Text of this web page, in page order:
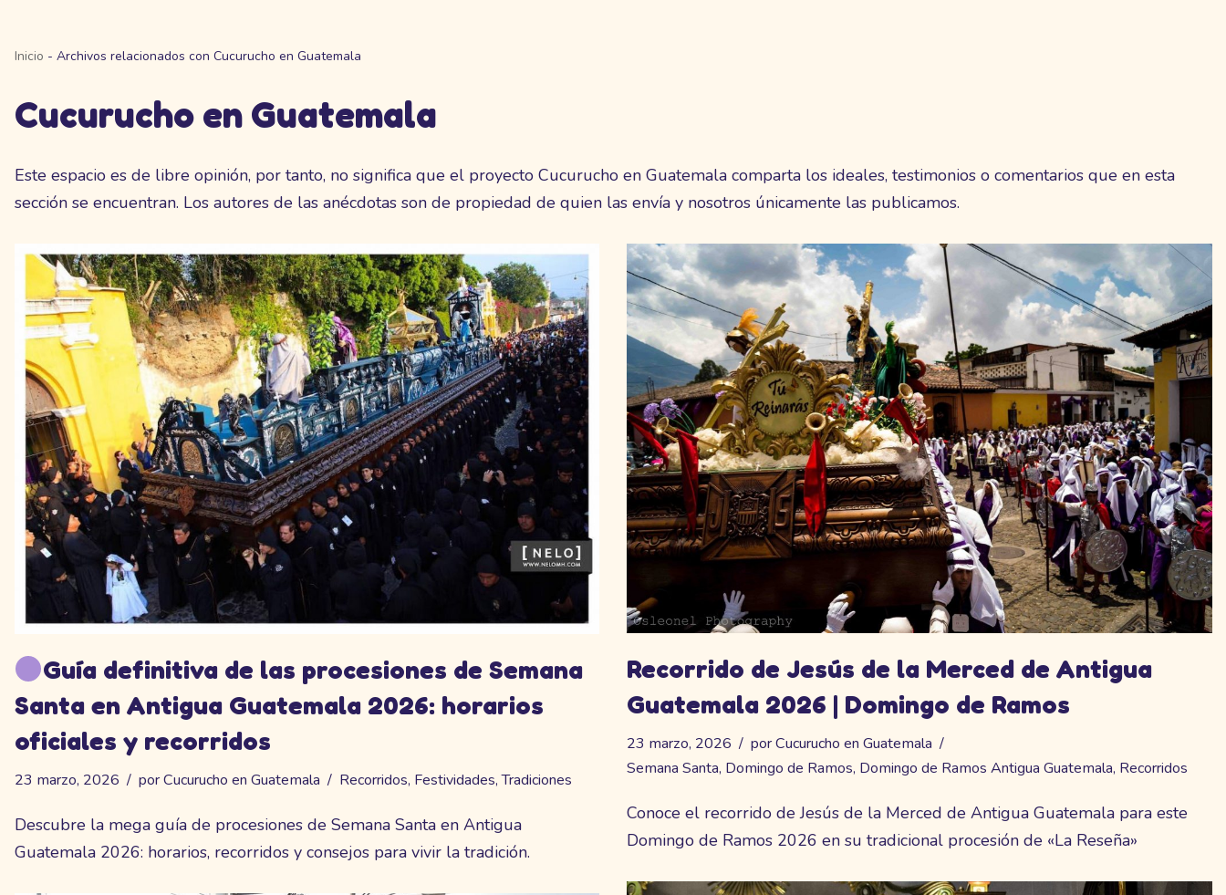
Inicio - Archivos relacionados con Cucurucho en Guatemala
Cucurucho en Guatemala
Este espacio es de libre opinión, por tanto, no significa que el proyecto Cucurucho en Guatemala comparta los ideales, testimonios o comentarios que en esta
sección se encuentran. Los autores de las anécdotas son de propiedad de quien las envía y nosotros únicamente las publicamos.
Guía definitiva de las procesiones de Semana
Santa en Antigua Guatemala 2026: horarios
oficiales y recorridos
23 marzo, 2026 porCucurucho en Guatemala Recorridos, Festividades,Tradiciones
Descubre la mega guía de procesiones de Semana Santa en Antigua
Guatemala 2026: horarios, recorridos y consejos para vivir la tradición.
Recorrido de Jesús de la Merced de Antigua
Guatemala 2026 | Domingo de Ramos
23 marzo, 2026 porCucurucho en Guatemala
Semana Santa, Domingo de Ramos, Domingo de Ramos Antigua Guatemala, Recorridos
Conoce el recorrido de Jesús de la Merced de Antigua Guatemala para este
Domingo de Ramos 2026 en su tradicional procesión de «La Reseña»